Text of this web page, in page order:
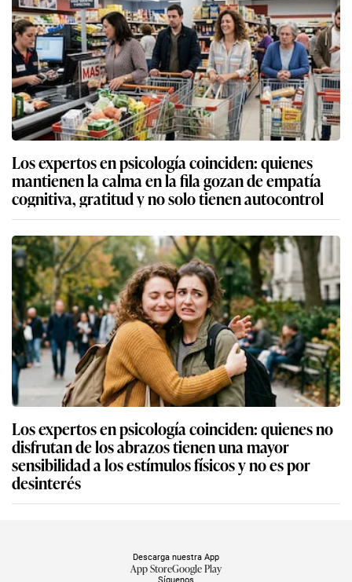
Los expertos en psicología coinciden: quienes
mantienen la calma en la fila gozan de empatía
cognitiva, gratitud y no solo tienen autocontrol
Los expertos en psicología coinciden: quienes no
disfrutan de los abrazos tienen una mayor
sensibilidad a los estímulos físicos y no es por
desinterés
Síguenos
Descarga nuestra App
App StoreGoogle Play